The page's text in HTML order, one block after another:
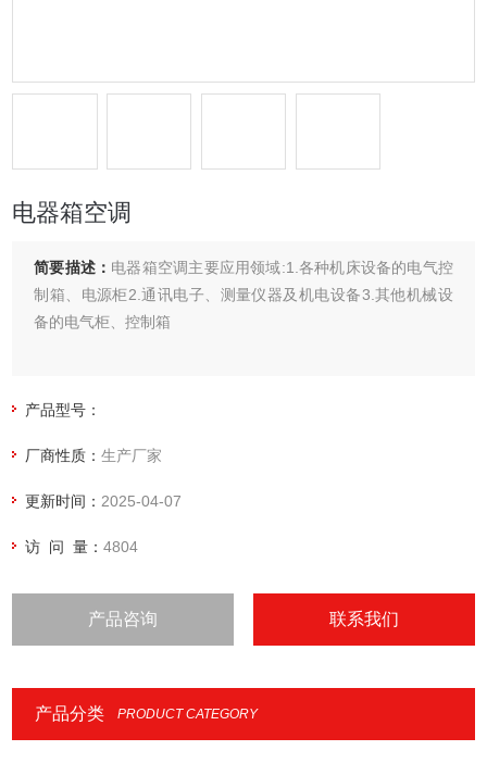
电器箱空调
简要描述： 电器箱空调主要应用领域:1.各种机床设备的电气控
制箱、电源柜2.通讯电子、测量仪器及机电设备3.其他机械设
备的电气柜、控制箱
产品型号：
厂商性质：生产厂家
更新时间： 2025-04-07
访 问 量：4804
产品咨询 联系我们
产品分类 PRODUCT CATEGORY